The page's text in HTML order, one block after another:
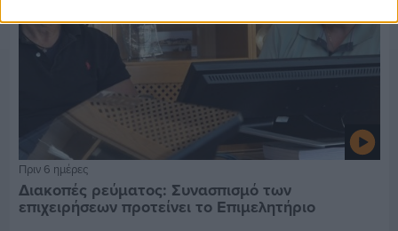
Πριν 6 ημέρες
Διακοπές ρεύματος: Συνασπισμό των
επιχειρήσεων προτείνει το Επιμελητήριο